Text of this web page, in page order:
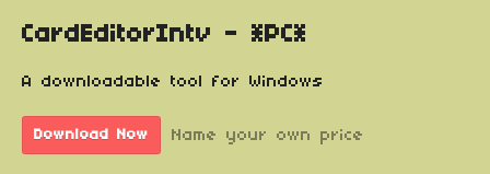
CardEditorIntv - *PC*
A downloadable tool for Windows
Download Now Name your own price